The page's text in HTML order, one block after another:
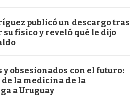
publicó un descargo tras
físico y reveló qué le dijo
y obsesionados con el futuro:
de la medicina de la
a Uruguay